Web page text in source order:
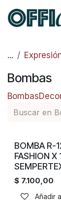
...
Bombas
Bombas
BOMBA R-
FASHION X
$ 7.100,00
Añadir